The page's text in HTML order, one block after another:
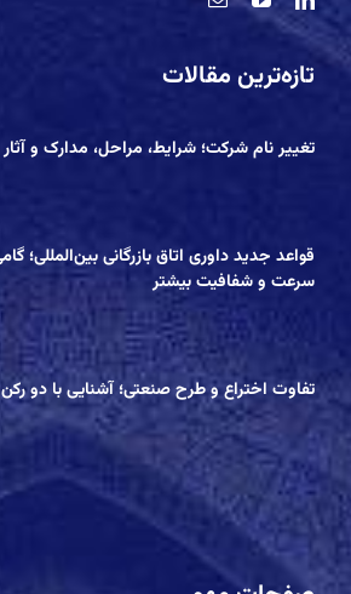
تازه‌ترین مقالات
تغییر نام شرکت؛ شرایط، مراحل، مدارک و
قواعد جدید داوری اتاق بازرگانی ‌بین‌المللی؛
سرعت و شفافیت بیشتر
تفاوت‌ اختراع و طرح صنعتی؛ آشنایی با دو